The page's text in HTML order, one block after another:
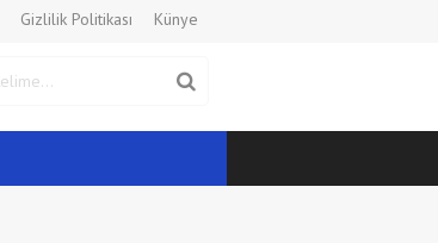
Gizlilik Politikası Künye